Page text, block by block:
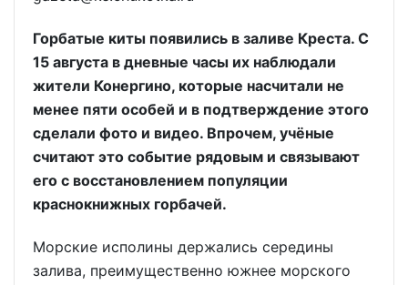
Горбатые киты появились в заливе Креста. С
15 августа в дневные часы их наблюдали
жители Конергино, которые насчитали не
менее пяти особей и в подтверждение этого
сделали фото и видео. Впрочем, учёные
считают это событие рядовым и связывают
его с восстановлением популяции
краснокнижных горбачей.
Морские исполины держались середины
залива, преимущественно южнее морского